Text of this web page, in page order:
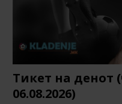
Тикет на денот
06.08.2026)